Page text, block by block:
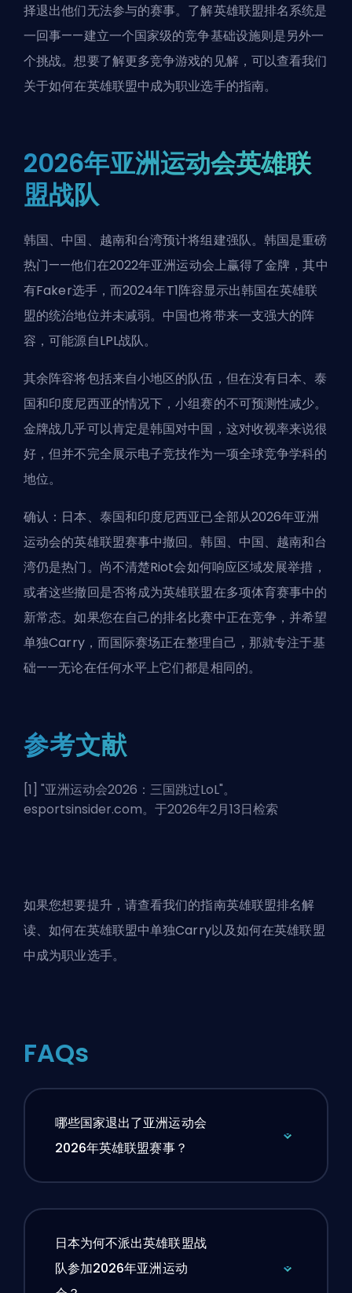
择退出他们无法参与的赛事。了解英雄联盟排名系统是
一回事——建立一个国家级的竞争基础设施则是另外一
个挑战。想要了解更多竞争游戏的见解，可以查看我们
关于如何在英雄联盟中成为职业选手的指南。
2026年亚洲运动会英雄联
盟战队
韩国、中国、越南和台湾预计将组建强队。韩国是重磅
热门——他们在2022年亚洲运动会上赢得了金牌，其中
有Faker选手，而2024年T1阵容显示出韩国在英雄联
盟的统治地位并未减弱。中国也将带来一支强大的阵
容，可能源自LPL战队。
其余阵容将包括来自小地区的队伍，但在没有日本、泰
国和印度尼西亚的情况下，小组赛的不可预测性减少。
金牌战几乎可以肯定是韩国对中国，这对收视率来说很
好，但并不完全展示电子竞技作为一项全球竞争学科的
地位。
确认：日本、泰国和印度尼西亚已全部从2026年亚洲
运动会的英雄联盟赛事中撤回。韩国、中国、越南和台
湾仍是热门。尚不清楚Riot会如何响应区域发展举措，
或者这些撤回是否将成为英雄联盟在多项体育赛事中的
新常态。如果您在自己的排名比赛中正在竞争，并希望
单独Carry，而国际赛场正在整理自己，那就专注于基
础——无论在任何水平上它们都是相同的。
参考文献
[1] "亚洲运动会2026：三国跳过LoL"。
esportsinsider.com。于2026年2月13日检索
如果您想要提升，请查看我们的指南英雄联盟排名解
读、如何在英雄联盟中单独Carry以及如何在英雄联盟
中成为职业选手。
FAQs
哪些国家退出了亚洲运动会
2026年英雄联盟赛事？
日本为何不派出英雄联盟战
队参加2026年亚洲运动